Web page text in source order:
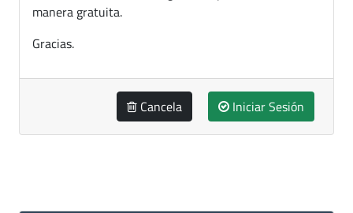
manera gratuita.
Gracias.
Cancela Iniciar Sesión